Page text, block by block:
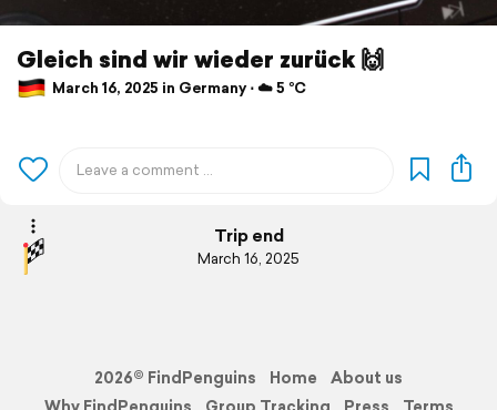
Gleich sind wir wieder zurück 🙌
March 16, 2025 in Germany ⋅ ☁️ 5 °C
Trip end
March 16, 2025
2026© FindPenguins Home
About us